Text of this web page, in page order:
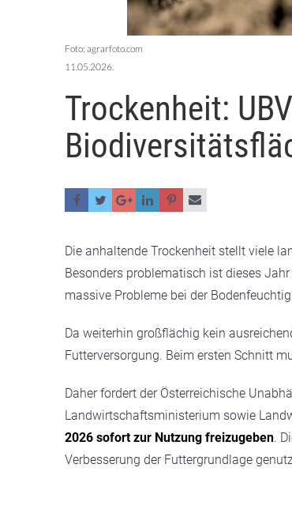
Foto: agrarfoto.com
11.05.2026.
Trockenheit:
Die anhaltende Trockenheit stellt viele
Besonders problematisch ist dieses
massive Probleme bei der
Da weiterhin großflächig kein
Futterversorgung. Beim ersten Schnitt
Daher fordert der Österreichische
Landwirtschaftsministerium sowie
2026 sofort zur Nutzung freizugeben.
Verbesserung der Futtergrundlage